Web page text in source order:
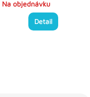
Na objednávku
Detail